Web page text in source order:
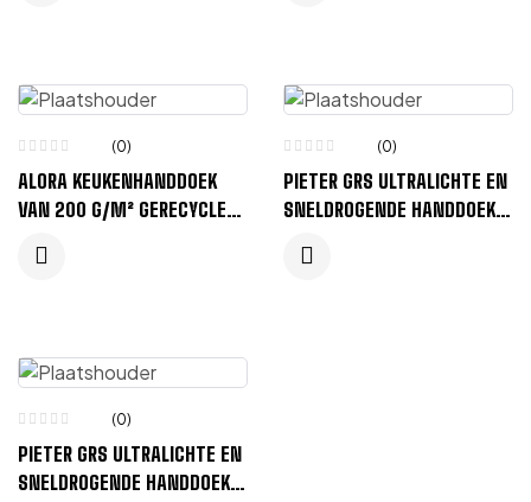
(0)
ALORA KEUKENHANDDOEK
VAN 200 G/M² GERECYCLED
(0)
PIETER GRS ULTRALICHTE EN
SNELDROGENDE HANDDOEK
(0)
PIETER GRS ULTRALICHTE EN
SNELDROGENDE HANDDOEK